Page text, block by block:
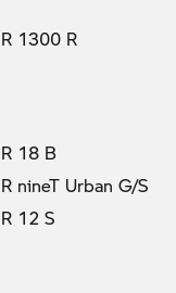
R 1300 R
R 18 B
R nineT Urban G/S
R 12 S